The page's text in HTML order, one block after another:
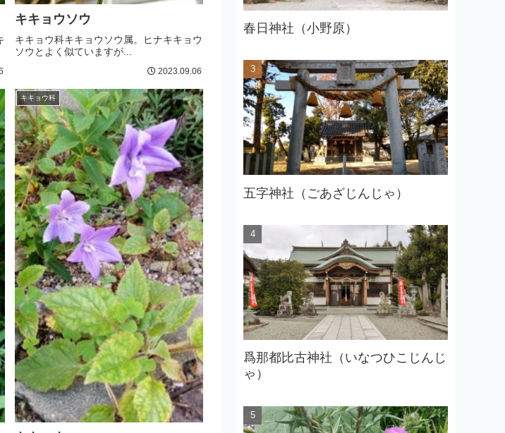
キキョウソウ
キキョウ科キキョウソウ属。ヒナキキョウ
ソウとよく似ていますが...
2023.09.06
キキョウ科
春日神社（小野原）
五字神社（ごあざじんじゃ）
爲那都比古神社（いなつひこじんじ
ゃ）